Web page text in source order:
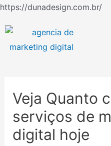
https://dunadesign.com.br/Ir
Veja Quanto
serviços de
digital hoje
de
Post